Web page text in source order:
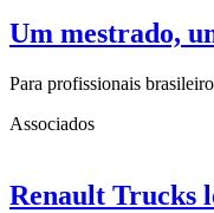
Um mestrado,
Para profissionais
Associados
Renault Trucks